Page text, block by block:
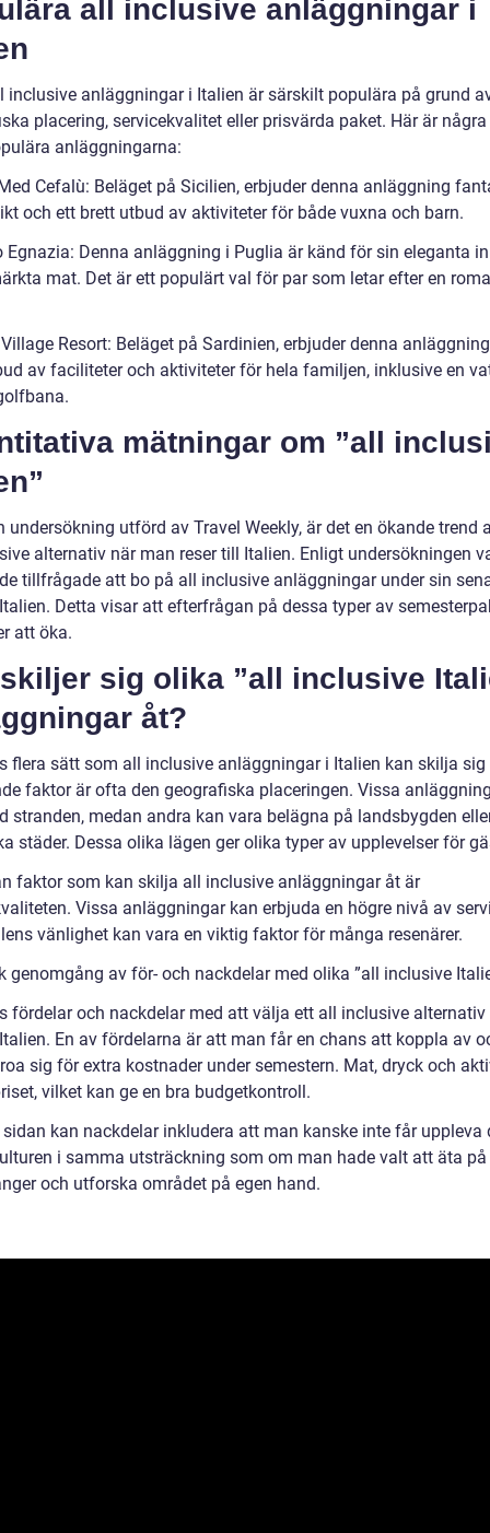
all inclusive anläggningar i
inclusive anläggningar i Italien är särskilt populära på grund
placering, servicekvalitet eller prisvärda paket. Här är
anläggningarna:
Cefalù: Beläget på Sicilien, erbjuder denna anläggning
och ett brett utbud av aktiviteter för både vuxna och barn.
Egnazia: Denna anläggning i Puglia är känd för sin eleganta
mat. Det är ett populärt val för par som letar efter en
Resort: Beläget på Sardinien, erbjuder denna
av faciliteter och aktiviteter för hela familjen, inklusive en
mätningar om ”all
undersökning utförd av Travel Weekly, är det en ökande trend
alternativ när man reser till Italien. Enligt undersökningen
tillfrågade att bo på all inclusive anläggningar under sin
Detta visar att efterfrågan på dessa typer av
att öka.
sig olika ”all inclusive
åt?
flera sätt som all inclusive anläggningar i Italien kan skilja sig
faktor är ofta den geografiska placeringen. Vissa
stranden, medan andra kan vara belägna på landsbygden
städer. Dessa olika lägen ger olika typer av upplevelser för
faktor som kan skilja all inclusive anläggningar åt är
Vissa anläggningar kan erbjuda en högre nivå av
vänlighet kan vara en viktig faktor för många resenärer.
genomgång av för- och nackdelar med olika ”all inclusive
fördelar och nackdelar med att välja ett all inclusive
En av fördelarna är att man får en chans att koppla av
sig för extra kostnader under semestern. Mat, dryck och
vilket kan ge en bra budgetkontroll.
kan nackdelar inkludera att man kanske inte får uppleva
i samma utsträckning som om man hade valt att äta
och utforska området på egen hand.